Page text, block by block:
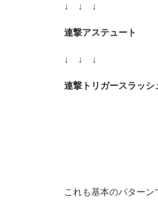
↓ ↓ ↓
連撃アステュート
↓ ↓ ↓
連撃トリガースラッシ
これも基本のパターン